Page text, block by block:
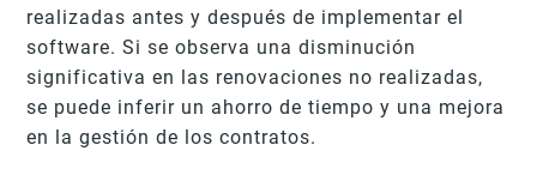
realizadas antes y después de implementar el
software. Si se observa una disminución
significativa en las renovaciones no realizadas,
se puede inferir un ahorro de tiempo y una mejora
en la gestión de los contratos.